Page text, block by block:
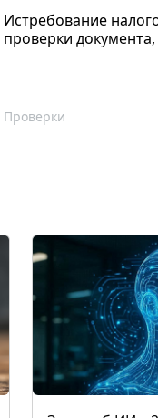
Истребование
проверки
Проверки